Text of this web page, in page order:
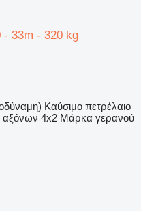
- 33m - 320 kg
Καύσιμο πετρέλαιο
αξόνων 4x2 Μάρκα γερανού